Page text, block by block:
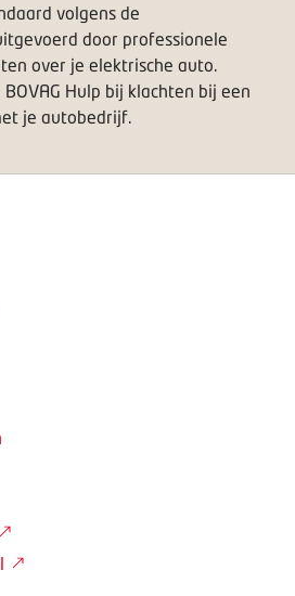
volgens de
door professionele
over je elektrische auto.
Hulp bij klachten bij een
je autobedrijf.